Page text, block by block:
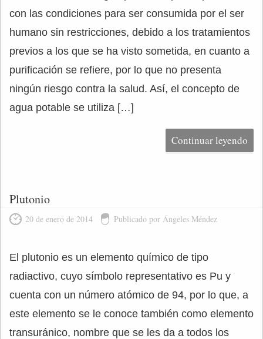
con las condiciones para ser consumida por el ser
humano sin restricciones, debido a los tratamientos
previos a los que se ha visto sometida, en cuanto a
purificación se refiere, por lo que no presenta
ningún riesgo contra la salud. Así, el concepto de
agua potable se utiliza […]
Continuar leyendo
Plutonio
20 de enero de 2014 Publicado por Ángeles Méndez
El plutonio es un elemento químico de tipo
radiactivo, cuyo símbolo representativo es Pu y
cuenta con un número atómico de 94, por lo que, a
este elemento se le conoce también como elemento
transuránico, nombre que se les da a todos los